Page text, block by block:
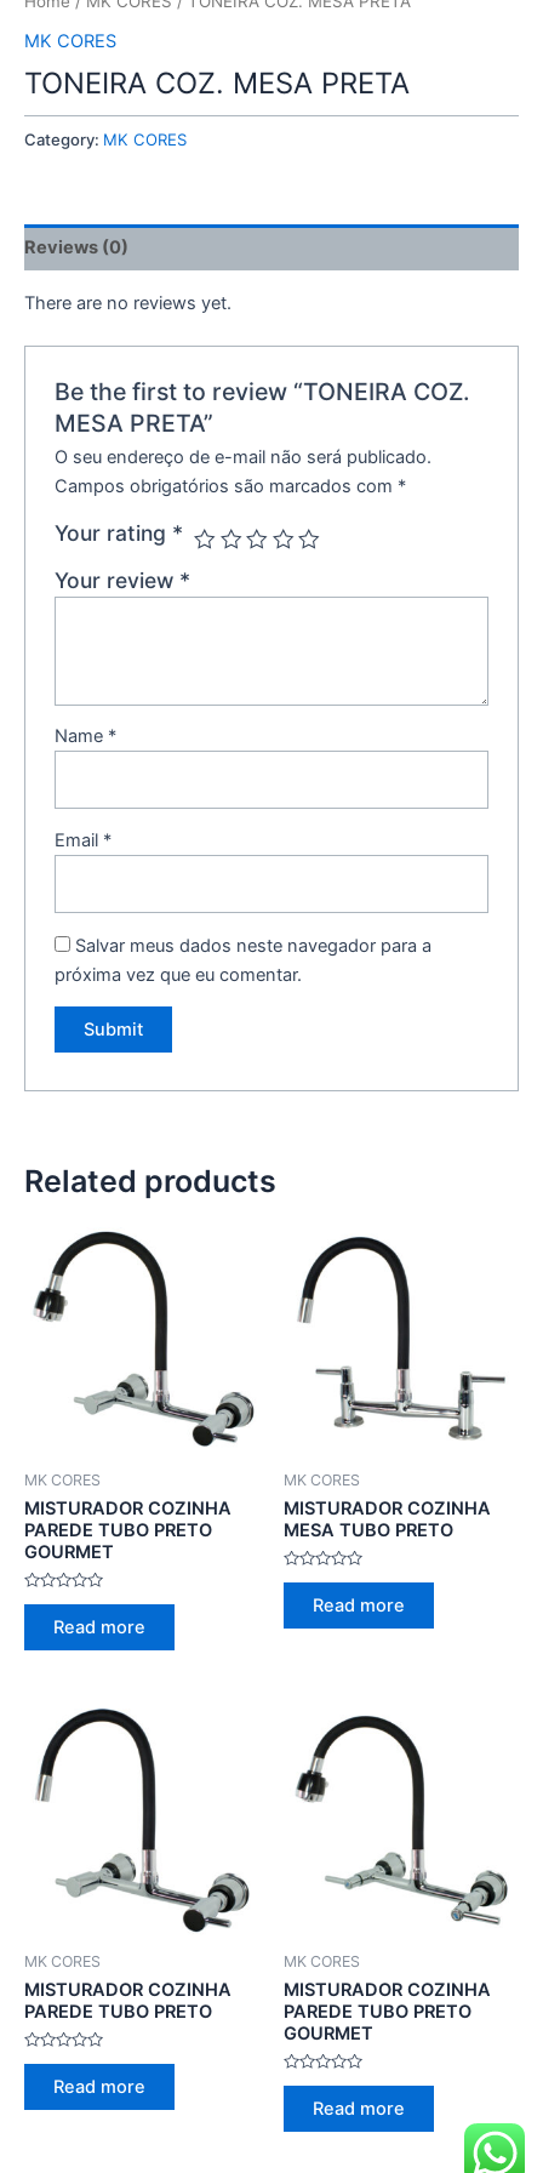
MK CORES
TONEIRA COZ. MESA PRETA
Category: MK CORES
Reviews (0)
There are no reviews yet.
Be the first to review “TONEIRA COZ.
MESA PRETA”
O seu endereço de e-mail não será publicado.
Campos obrigatórios são marcados com *
Your rating *
Your review *
Name *
Email *
Salvar meus dados neste navegador para a
próxima vez que eu comentar.
Related products
MK CORES
MISTURADOR COZINHA
PAREDE TUBO PRETO
GOURMET
Rated
Read more
MK CORES
MISTURADOR COZINHA
MESA TUBO PRETO
Rated
Read more
MK CORES
MISTURADOR COZINHA
PAREDE TUBO PRETO
Rated
Read more
MK CORES
MISTURADOR COZINHA
PAREDE TUBO PRETO
GOURMET
Rated
Read more